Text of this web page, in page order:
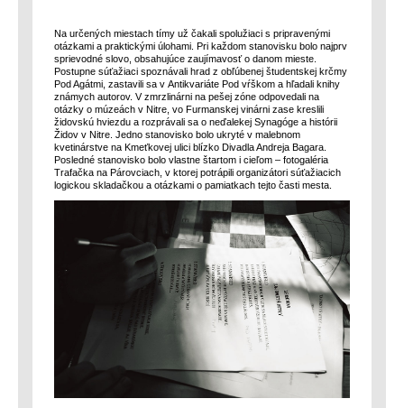
Na určených miestach tímy už čakali spolužiaci s pripravenými
otázkami a praktickými úlohami. Pri každom stanovisku bolo najprv
sprievodné slovo, obsahujúce zaujímavosť o danom mieste.
Postupne súťažiaci spoznávali hrad z obľúbenej študentskej krčmy
Pod Agátmi, zastavili sa v Antikvariáte Pod vŕškom a hľadali knihy
známych autorov. V zmrzlinárni na pešej zóne odpovedali na
otázky o múzeách v Nitre, vo Furmanskej vinárni zase kreslili
židovskú hviezdu a rozprávali sa o neďalekej Synagóge a histórii
Židov v Nitre. Jedno stanovisko bolo ukryté v malebnom
kvetinárstve na Kmeťkovej ulici blízko Divadla Andreja Bagara.
Posledné stanovisko bolo vlastne štartom i cieľom – fotogaléria
Trafačka na Párovciach, v ktorej potrápili organizátori súťažiacich
logickou skladačkou a otázkami o pamiatkach tejto časti mesta.